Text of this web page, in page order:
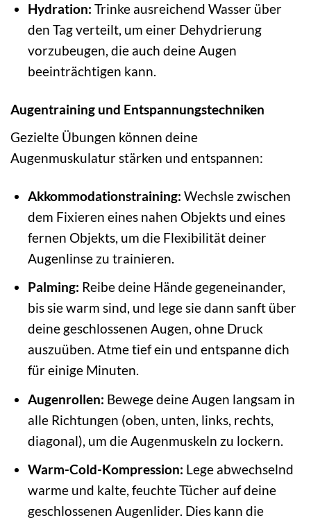
Hydration: Trinke ausreichend Wasser über
den Tag verteilt, um einer Dehydrierung
vorzubeugen, die auch deine Augen
beeinträchtigen kann.
Augentraining und Entspannungstechniken
Gezielte Übungen können deine
Augenmuskulatur stärken und entspannen:
Akkommodationstraining: Wechsle zwischen
dem Fixieren eines nahen Objekts und eines
fernen Objekts, um die Flexibilität deiner
Augenlinse zu trainieren.
Palming: Reibe deine Hände gegeneinander,
bis sie warm sind, und lege sie dann sanft über
deine geschlossenen Augen, ohne Druck
auszuüben. Atme tief ein und entspanne dich
für einige Minuten.
Augenrollen: Bewege deine Augen langsam in
alle Richtungen (oben, unten, links, rechts,
diagonal), um die Augenmuskeln zu lockern.
Warm-Cold-Kompression: Lege abwechselnd
warme und kalte, feuchte Tücher auf deine
geschlossenen Augenlider. Dies kann die